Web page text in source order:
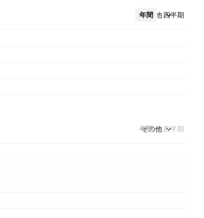
年間 四半期
その他
年間 四半期
その他